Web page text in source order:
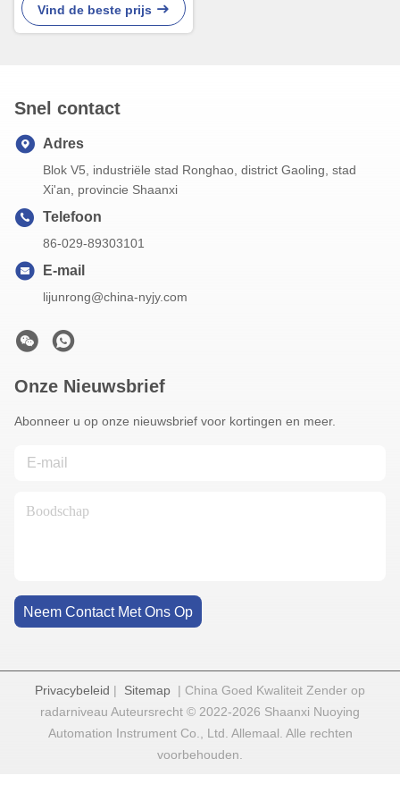
Vind de beste prijs
Snel contact
Adres
Blok V5, industriële stad Ronghao, district Gaoling, stad
Xi'an, provincie Shaanxi
Telefoon
86-029-89303101
E-mail
lijunrong@china-nyjy.com
Onze Nieuwsbrief
Abonneer u op onze nieuwsbrief voor kortingen en meer.
Neem Contact Met Ons Op
Privacybeleid | Sitemap | China Goed Kwaliteit Zender op
radarniveau Auteursrecht © 2022-2026 Shaanxi Nuoying
Automation Instrument Co., Ltd. Allemaal. Alle rechten
voorbehouden.